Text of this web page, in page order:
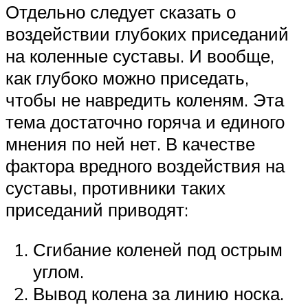
Отдельно следует сказать о
воздействии глубоких приседаний
на коленные суставы. И вообще,
как глубоко можно приседать,
чтобы не навредить коленям. Эта
тема достаточно горяча и единого
мнения по ней нет. В качестве
фактора вредного воздействия на
суставы, противники таких
приседаний приводят:
Сгибание коленей под острым
углом.
Вывод колена за линию носка.